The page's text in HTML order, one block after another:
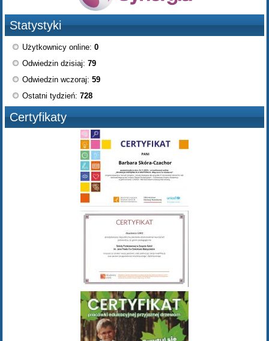
Statystyki
Użytkownicy online:0
Odwiedzin dzisiaj:79
Odwiedzin wczoraj:59
Ostatni tydzień:728
Certyfikaty